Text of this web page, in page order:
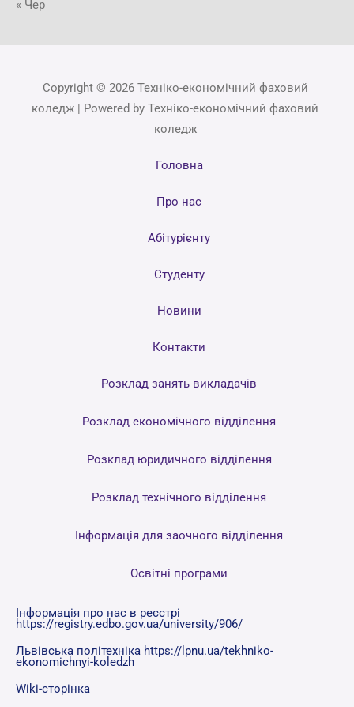
« Чер
Copyright © 2026 Техніко-економічний фаховий
коледж | Powered by Техніко-економічний фаховий
коледж
Головна
Про нас
Абітурієнту
Студенту
Новини
Контакти
Розклад занять викладачів
Розклад економічного відділення
Розклад юридичного відділення
Розклад технічного відділення
Інформація для заочного відділення
Освітні програми
Інформація про нас в реєстрі
https://registry.edbo.gov.ua/university/906/
Львівська політехніка https://lpnu.ua/tekhniko-
ekonomichnyi-koledzh
Wiki-сторінка